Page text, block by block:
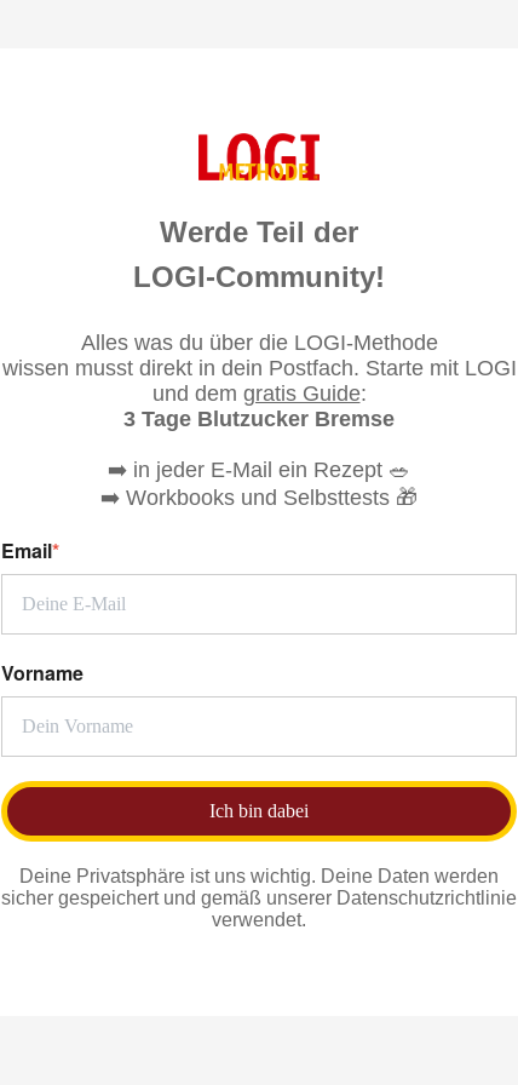
Werde Teil der
LOGI-Community!
Alles was du über die LOGI-Methode
wissen musst direkt in dein Postfach. Starte mit LOGI
und dem gratis Guide:
3 Tage Blutzucker Bremse
➡️ in jeder E-Mail ein Rezept 🥗
➡️ Workbooks und Selbsttests 🎁
Email*
Vorname
Ich bin dabei
Deine Privatsphäre ist uns wichtig. Deine Daten werden
sicher gespeichert und gemäß unserer Datenschutzrichtlinie
verwendet.